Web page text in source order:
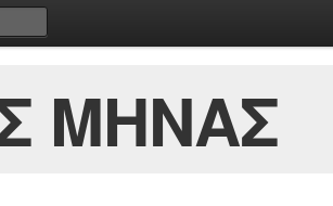
ΜΗΝΑΣ